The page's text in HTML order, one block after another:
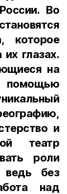
Во
которое
глазах.
на
и
театр
роли
ведь без
над